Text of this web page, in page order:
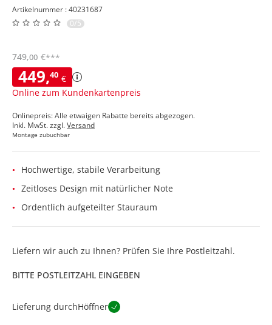
Artikelnummer : 40231687
0/5
449,40 €
Online zum Kundenkartenpreis
749,00 €***
Onlinepreis: Alle etwaigen Rabatte bereits abgezogen.
Inkl. MwSt. zzgl.Versand
Montage zubuchbar
Hochwertige, stabile Verarbeitung
Zeitloses Design mit natürlicher Note
Ordentlich aufgeteilter Stauraum
Liefern wir auch zu Ihnen? Prüfen Sie Ihre Postleitzahl.
BITTE POSTLEITZAHL EINGEBEN
Lieferung durchHöffner